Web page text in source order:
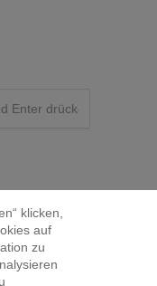
klicken,
auf
zu